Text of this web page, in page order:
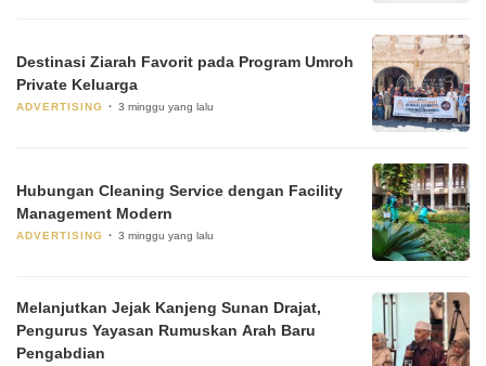
Destinasi Ziarah Favorit pada Program Umroh
Private Keluarga
ADVERTISING 3 minggu yang lalu
Hubungan Cleaning Service dengan Facility
Management Modern
ADVERTISING 3 minggu yang lalu
Melanjutkan Jejak Kanjeng Sunan Drajat,
Pengurus Yayasan Rumuskan Arah Baru
Pengabdian